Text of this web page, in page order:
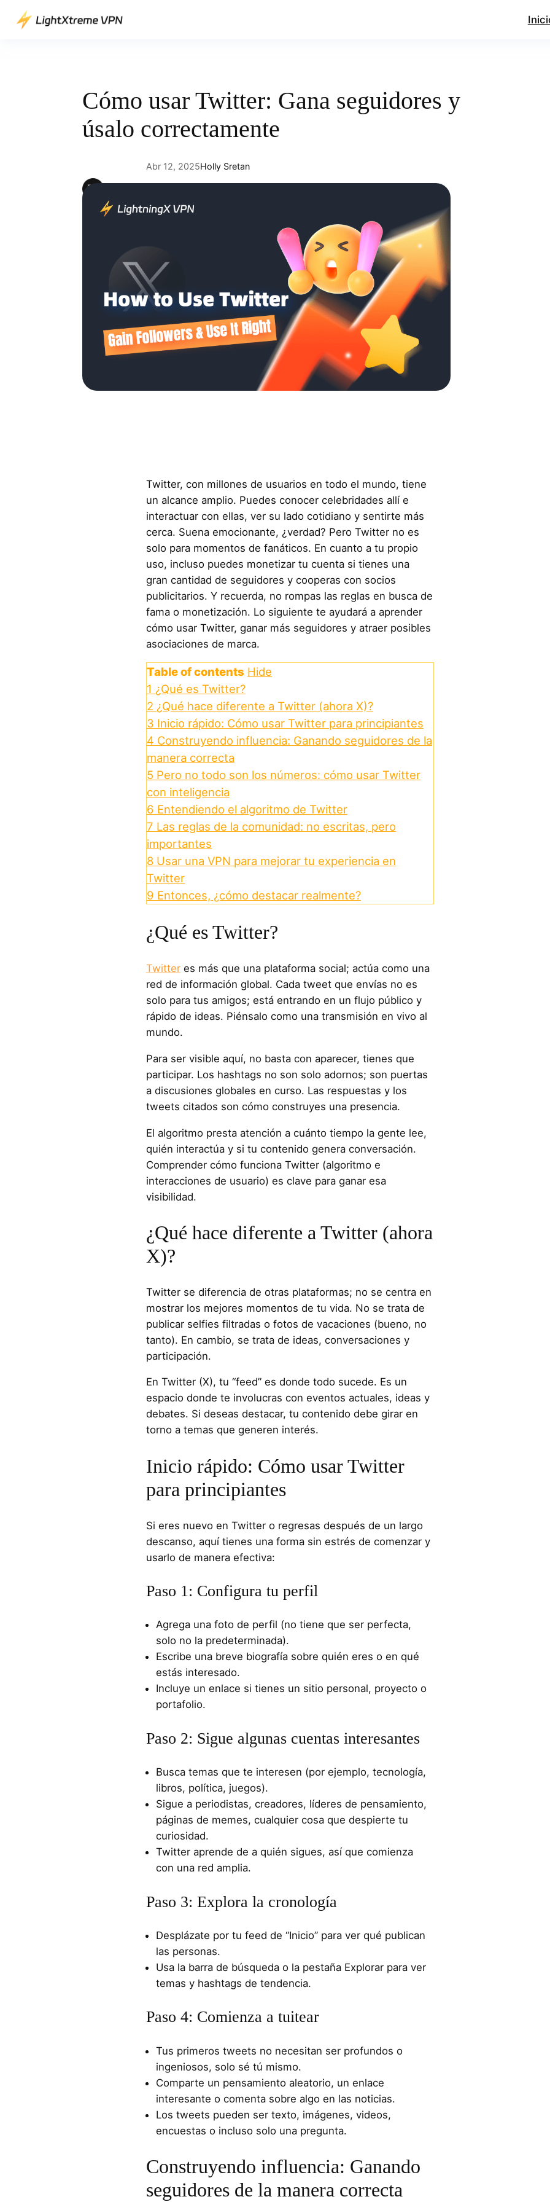
Saltar
Cómo usar Twitter: Gana seguidores y
úsalo correctamente
Abr 12, 2025Holly Sretan
Twitter, con millones de usuarios en todo el mundo, tiene
un alcance amplio. Puedes conocer celebridades allí e
interactuar con ellas, ver su lado cotidiano y sentirte más
cerca. Suena emocionante, ¿verdad? Pero Twitter no es
solo para momentos de fanáticos. En cuanto a tu propio
uso, incluso puedes monetizar tu cuenta si tienes una
gran cantidad de seguidores y cooperas con socios
publicitarios. Y recuerda, no rompas las reglas en busca de
fama o monetización. Lo siguiente te ayudará a aprender
cómo usar Twitter, ganar más seguidores y atraer posibles
asociaciones de marca.​
Table of contents Hide
1 ¿Qué es Twitter?
2 ¿Qué hace diferente a Twitter (ahora X)?
3 Inicio rápido: Cómo usar Twitter para principiantes
4 Construyendo influencia: Ganando seguidores de la
manera correcta
5 Pero no todo son los números: cómo usar Twitter
con inteligencia
6 Entendiendo el algoritmo de Twitter
7 Las reglas de la comunidad: no escritas, pero
importantes
8 Usar una VPN para mejorar tu experiencia en
Twitter
9 Entonces, ¿cómo destacar realmente?
¿Qué es Twitter?
Twitter es más que una plataforma social; actúa como una
red de información global. Cada tweet que envías no es
solo para tus amigos; está entrando en un flujo público y
rápido de ideas. Piénsalo como una transmisión en vivo al
mundo.​
Para ser visible aquí, no basta con aparecer, tienes que
participar. Los hashtags no son solo adornos; son puertas
a discusiones globales en curso. Las respuestas y los
tweets citados son cómo construyes una presencia.​
El algoritmo presta atención a cuánto tiempo la gente lee,
quién interactúa y si tu contenido genera conversación.
Comprender cómo funciona Twitter (algoritmo e
interacciones de usuario) es clave para ganar esa
visibilidad.​
¿Qué hace diferente a Twitter (ahora
X)?
Twitter se diferencia de otras plataformas; no se centra en
mostrar los mejores momentos de tu vida. No se trata de
publicar selfies filtradas o fotos de vacaciones (bueno, no
tanto). En cambio, se trata de ideas, conversaciones y
participación.​
En Twitter (X), tu “feed” es donde todo sucede. Es un
espacio donde te involucras con eventos actuales, ideas y
debates. Si deseas destacar, tu contenido debe girar en
torno a temas que generen interés.​
Inicio rápido: Cómo usar Twitter
para principiantes
Si eres nuevo en Twitter o regresas después de un largo
descanso, aquí tienes una forma sin estrés de comenzar y
usarlo de manera efectiva:
Paso 1: Configura tu perfil
Agrega una foto de perfil (no tiene que ser perfecta,
solo no la predeterminada).​
Escribe una breve biografía sobre quién eres o en qué
estás interesado.​
Incluye un enlace si tienes un sitio personal, proyecto o
portafolio.​
Paso 2: Sigue algunas cuentas interesantes
Busca temas que te interesen (por ejemplo, tecnología,
libros, política, juegos).​
Sigue a periodistas, creadores, líderes de pensamiento,
páginas de memes, cualquier cosa que despierte tu
curiosidad.​
Twitter aprende de a quién sigues, así que comienza
con una red amplia.​
Paso 3: Explora la cronología
Desplázate por tu feed de “Inicio” para ver qué publican
las personas.​
Usa la barra de búsqueda o la pestaña Explorar para ver
temas y hashtags de tendencia.​
Paso 4: Comienza a tuitear
Tus primeros tweets no necesitan ser profundos o
ingeniosos, solo sé tú mismo.​
Comparte un pensamiento aleatorio, un enlace
interesante o comenta sobre algo en las noticias.​
Los tweets pueden ser texto, imágenes, videos,
encuestas o incluso solo una pregunta.​
Construyendo influencia: Ganando
seguidores de la manera correcta